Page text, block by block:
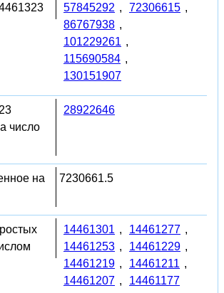
57845292 , 72306615 ,
86767938 ,
101229261 ,
115690584 ,
130151907
число
28922646
на
7230661.5
14461301 , 14461277 ,
14461253 , 14461229 ,
14461219 , 14461211 ,
14461207 , 14461177